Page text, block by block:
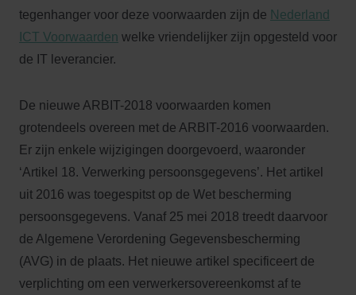
tegenhanger voor deze voorwaarden zijn de Nederland
ICT Voorwaarden welke vriendelijker zijn opgesteld voor
de IT leverancier.
De nieuwe ARBIT-2018 voorwaarden komen
grotendeels overeen met de ARBIT-2016 voorwaarden.
Er zijn enkele wijzigingen doorgevoerd, waaronder
‘Artikel 18. Verwerking persoonsgegevens’. Het artikel
uit 2016 was toegespitst op de Wet bescherming
persoonsgegevens. Vanaf 25 mei 2018 treedt daarvoor
de Algemene Verordening Gegevensbescherming
(AVG) in de plaats. Het nieuwe artikel specificeert de
verplichting om een verwerkersovereenkomst af te